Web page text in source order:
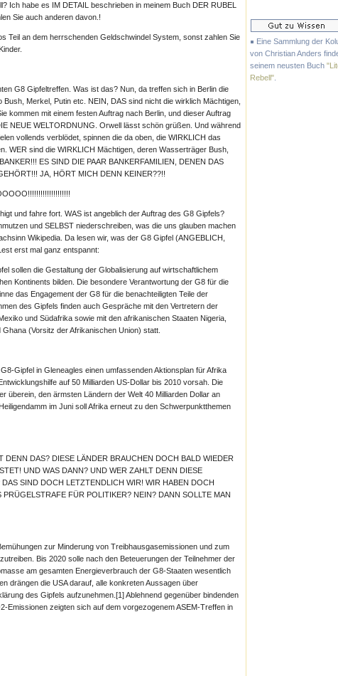
Ich habe es IM DETAIL beschrieben in meinem Buch DER RUBEL
Sie auch anderen davon.!
Teil an dem herrschenden Geldschwindel System, sonst zahlen Sie
G8 Gipfeltreffen. Was ist das? Nun, da treffen sich in Berlin die
Merkel, Putin etc. NEIN, DAS sind nicht die wirklich Mächtigen,
kommen mit einem festen Auftrag nach Berlin, und dieser Auftrag
NEUE WELTORDNUNG. Orwell lässt schön grüßen. Und während
vollends verblödet, spinnen die da oben, die WIRKLICH das
WER sind die WIRKLICH Mächtigen, deren Wasserträger Bush,
ES SIND DIE PAAR BANKERFAMILIEN, DENEN DAS
JA, HÖRT MICH DENN KEINER??!!
und fahre fort. WAS ist angeblich der Auftrag des G8 Gipfels?
und SELBST niederschreiben, was die uns glauben machen
Wikipedia. Da lesen wir, was der G8 Gipfel (ANGEBLICH,
erst mal ganz entspannt:
sollen die Gestaltung der Globalisierung auf wirtschaftlichem
Kontinents bilden. Die besondere Verantwortung der G8 für die
das Engagement der G8 für die benachteiligten Teile der
des Gipfels finden auch Gespräche mit den Vertretern der
und Südafrika sowie mit den afrikanischen Staaten Nigeria,
(Vorsitz der Afrikanischen Union) statt.
Gipfel in Gleneagles einen umfassenden Aktionsplan für Afrika
auf 50 Milliarden US-Dollar bis 2010 vorsah. Die
überein, den ärmsten Ländern der Welt 40 Milliarden Dollar an
im Juni soll Afrika erneut zu den Schwerpunktthemen
DENN DAS? DIESE LÄNDER BRAUCHEN DOCH BALD WIEDER
UND WAS DANN? UND WER ZAHLT DENN DIESE
SIND DOCH LETZTENDLICH WIR! WIR HABEN DOCH
FÜR POLITIKER? NEIN? DANN SOLLTE MAN
zur Minderung von Treibhausgasemissionen und zum
Bis 2020 solle nach den Beteuerungen der Teilnehmer der
am gesamten Energieverbrauch der G8-Staaten wesentlich
drängen die USA darauf, alle konkreten Aussagen über
des Gipfels aufzunehmen.[1] Ablehnend gegenüber bindenden
Emissionen zeigten sich auf dem vorgezogenem ASEM-Treffen in
Eine Sammlung der
von Christian Anders
seinem neusten Buch
Rebell"